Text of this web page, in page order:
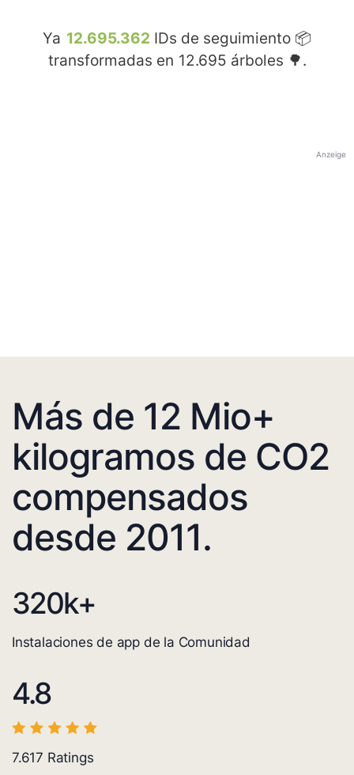
Ya 12.695.362 IDs de seguimiento 📦
transformadas en 12.695 árboles 🌳.
Anzeige
Más de 12 Mio+
kilogramos de CO2
compensados
desde 2011.
320k+
Instalaciones de app de la Comunidad
4.8
7.617 Ratings